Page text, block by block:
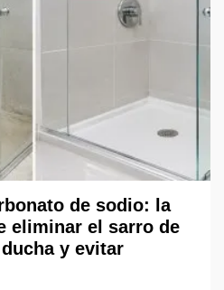
de sodio: la
eliminar el sarro de
y evitar